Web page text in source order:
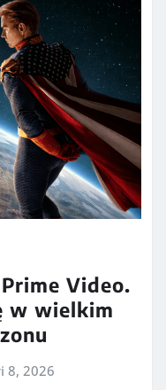
Video.
w wielkim
8, 2026